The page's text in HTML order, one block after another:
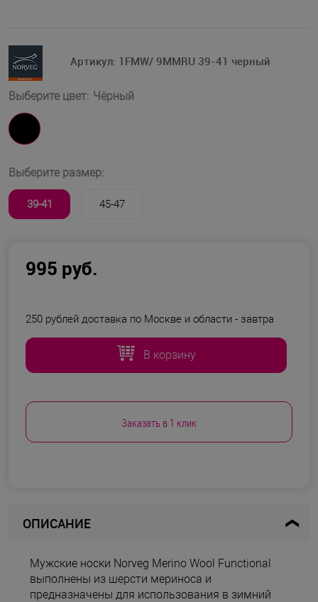
Артикул: 1FMW/ 9MMRU 39-41 черный
Выберите цвет: Чёрный
Выберите размер:
39-41 45-47
995 руб.
250 рублей доставка по Москве и области - завтра
В корзину
Заказать в 1 клик
ОПИСАНИЕ
Мужские носки Norveg Merino Wool Functional
выполнены из шерсти мериноса и
предназначены для использования в зимний